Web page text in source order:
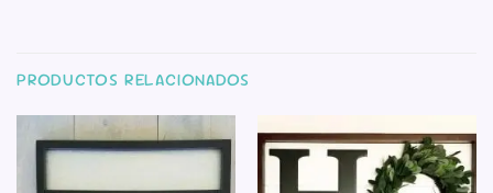
PRODUCTOS RELACIONADOS